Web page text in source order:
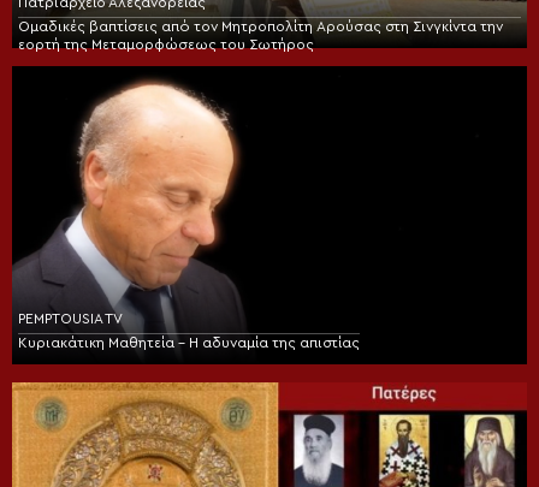
Ομαδικές βαπτίσεις από τον Μητροπολίτη Αρούσας στη Σινγκίντα την
εορτή της Μεταμορφώσεως του Σωτήρος
PEMPTOUSIA TV
Κυριακάτικη Μαθητεία – Η αδυναμία της απιστίας